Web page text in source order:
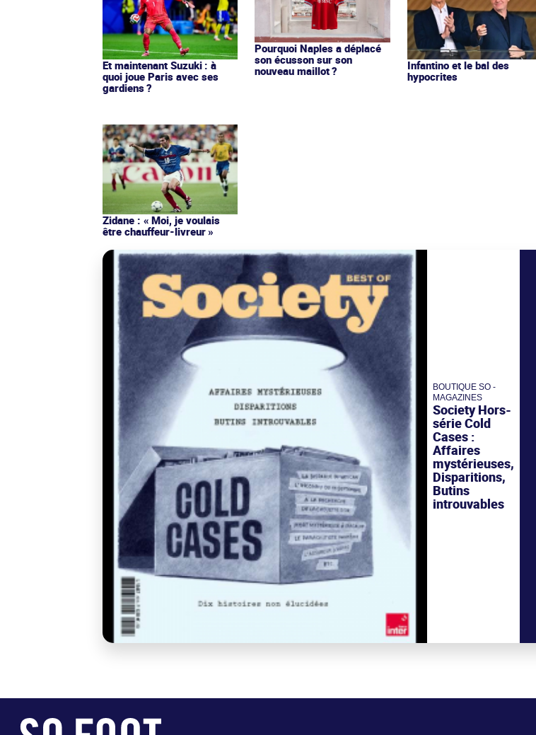
Et maintenant Suzuki : à
quoi joue Paris avec ses
gardiens ?
Pourquoi Naples a déplacé
son écusson sur son
nouveau maillot ?
Infantino et le bal des
hypocrites
Zidane : « Moi, je voulais
être chauffeur-livreur »
BOUTIQUE SO -
MAGAZINES
Society Hors-
série Cold
Cases :
Affaires
mystérieuses,
Disparitions,
Butins
introuvables